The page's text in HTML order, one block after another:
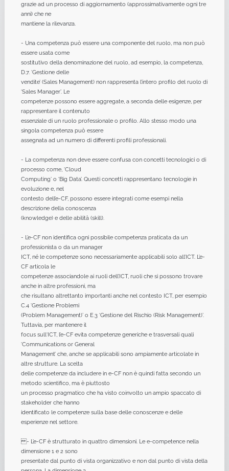
grazie ad un processo di aggiornamento (approssimativamente ogni tre
anni) che ne
mantiene la rilevanza.
- Una competenza può essere una componente del ruolo, ma non può
essere usata come
sostitutivo della denominazione del ruolo, ad esempio, la competenza,
D.7. ‘Gestione delle
vendite’ (Sales Management) non rappresenta l’intero profilo del ruolo di
‘Sales Manager’. Le
competenze possono essere aggregate, a seconda delle esigenze, per
rappresentare il contenuto
essenziale di un ruolo professionale o profilo. Allo stesso modo una
singola competenza può essere
assegnata ad un numero di differenti profili professionali.
- La competenza non deve essere confusa con concetti tecnologici o di
processo come, ‘Cloud
Computing’ o ‘Big Data’. Questi concetti rappresentano tecnologie in
evoluzione e, nel
contesto dell’e-CF, possono essere integrati come esempi nella
descrizione della conoscenza
(knowledge) e delle abilità (skill).
- L’e-CF non identifica ogni possibile competenza praticata da un
professionista o da un manager
ICT, né le competenze sono necessariamente applicabili solo all’ICT. L’e-
CF articola le
competenze associandole ai ruoli dell’ICT, ruoli che si possono trovare
anche in altre professioni, ma
che risultano altrettanto importanti anche nel contesto ICT, per esempio
C.4 ‘Gestione Problemi
(Problem Management)’ o E.3 ‘Gestione del Rischio (Risk Management)’.
Tuttavia, per mantenere il
focus sull‘ICT, l’e-CF evita competenze generiche e trasversali quali
‘Communications or General
Management’ che, anche se applicabili sono ampiamente articolate in
altre strutture. La scelta
delle competenze da includere in e-CF non è quindi fatta secondo un
metodo scientifico, ma è piuttosto
un processo pragmatico che ha visto coinvolto un ampio spaccato di
stakeholder che hanno
identificato le competenze sulla base delle conoscenze e delle
esperienze nel settore.
- L’e-CF è strutturato in quattro dimensioni. Le e-competence nella
dimensione 1 e 2 sono
presentate dal punto di vista organizzativo e non dal punto di vista della